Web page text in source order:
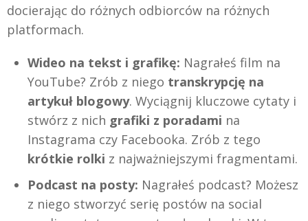
docierając do różnych odbiorców na różnych
platformach.
Wideo na tekst i grafikę: Nagrałeś film na
YouTube? Zrób z niego transkrypcję na
artykuł blogowy. Wyciągnij kluczowe cytaty i
stwórz z nich grafiki z poradami na
Instagrama czy Facebooka. Zrób z tego
krótkie rolki z najważniejszymi fragmentami.
Podcast na posty: Nagrałeś podcast? Możesz
z niego stworzyć serię postów na social